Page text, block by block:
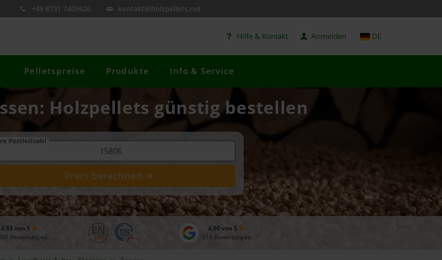
+49 8731 7409626 kontakt@holzpellets.net
Hilfe & Kontakt Anmelden DE
Pelletspreise Produkte Info & Service
Holzpellets günstig bestellen
Postleitzahl
Preis berechnen
4,93 von 5
Bewertungen
4,90 von 5
316 Bewertungen